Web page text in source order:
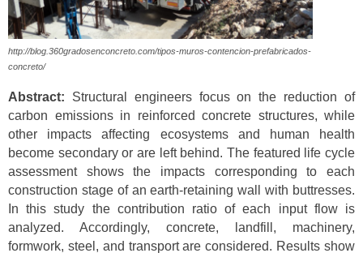
http://blog.360gradosenconcreto.com/tipos-muros-contencion-prefabricados-
concreto/
Abstract: Structural engineers focus on the reduction of
carbon emissions in reinforced concrete structures, while
other impacts affecting ecosystems and human health
become secondary or are left behind. The featured life cycle
assessment shows the impacts corresponding to each
construction stage of an earth-retaining wall with buttresses.
In this study the contribution ratio of each input flow is
analyzed. Accordingly, concrete, landfill, machinery,
formwork, steel, and transport are considered. Results show